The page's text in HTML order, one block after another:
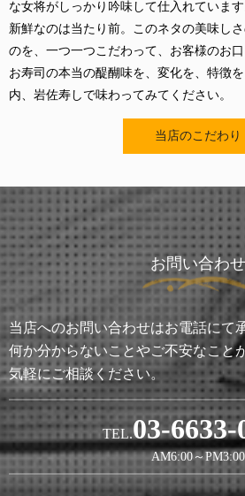
な女将がしっかり吟味して仕入れています
新鮮なのは当たり前。このネタの美味し
のを、一つ一つこだわって、お客様のお
お寿司の本当の醍醐味を、変化を、特徴
内、岩佐寿しで味わってみてください。
当店のこだわり
お問い合わせ
当店へのお問い合わせはお電話にて
何か分からないことやご不安なこと
気軽にご相談ください。
TEL.03-6633-
AM6:00～PM3:00